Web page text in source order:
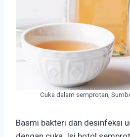
Cuka dalam semprotan,
Basmi bakteri dan desinfeksi